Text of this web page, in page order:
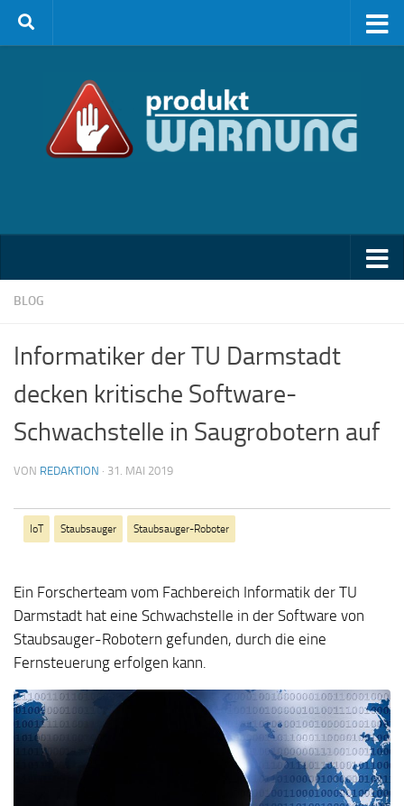
Zum Inhalt springen
BLOG
Informatiker der TU Darmstadt
decken kritische Software-
Schwachstelle in Saugrobotern auf
VON REDAKTION · 31. MAI 2019
IoT Staubsauger Staubsauger-Roboter
Ein Forscherteam vom Fachbereich Informatik der TU
Darmstadt hat eine Schwachstelle in der Software von
Staubsauger-Robotern gefunden, durch die eine
Fernsteuerung erfolgen kann.